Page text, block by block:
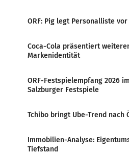
ORF: Pig legt Personalliste vor
Coca-Cola präsentiert
Markenidentität
ORF-Festspielempfang 2026
Salzburger Festspiele
Tchibo bringt Ube-Trend nach
Immobilien-Analyse:
Tiefstand